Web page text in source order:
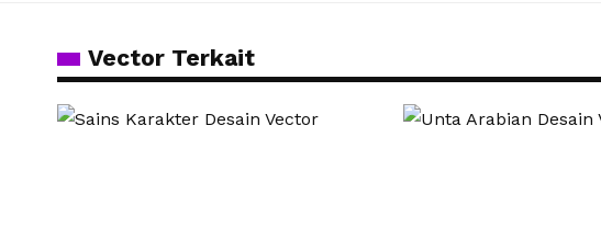
Vector Terkait